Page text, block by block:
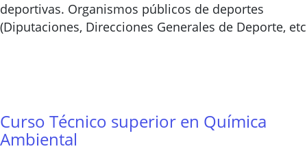
deportivas. Organismos públicos de deportes
(Diputaciones, Direcciones Generales de Deporte,
Curso Técnico superior en Química
Ambiental